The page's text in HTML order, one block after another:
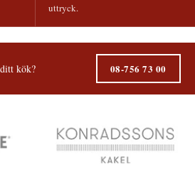
uttryck.
kök? 08-756 73 00